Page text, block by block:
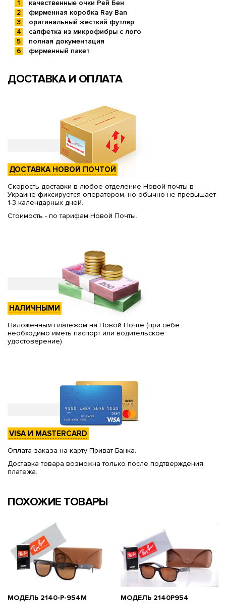
качественные очки Рей Бен
фирменная коробка Ray Ban
оригинальный жесткий футляр
салфетка из микрофибры с лого
полная документация
фирменный пакет
ДОСТАВКА И ОПЛАТА
ДОСТАВКА НОВОЙ ПОЧТОЙ
Скорость доставки в любое отделение Новой почты в
Украине фиксируется оператором, но обычно не превышает
1-3 календарных дней.
Стоимость - по тарифам Новой Почты.
НАЛИЧНЫМИ
Наложенным платежом на Новой Почте (при себе
необходимо иметь паспорт или водительское
удостоверение)
VISA И MASTERCARD
Оплата заказа на карту Приват Банка.
Доставка товара возможна только после подтверждения
платежа.
ПОХОЖИЕ ТОВАРЫ
МОДЕЛЬ 2140-P-954M МОДЕЛЬ 2140P954